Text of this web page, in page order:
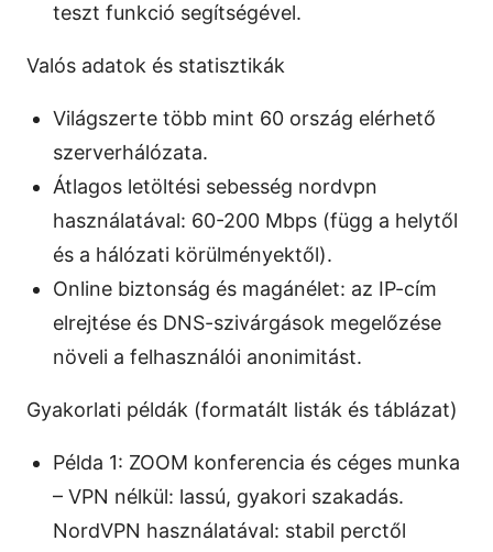
teszt funkció segítségével.
Valós adatok és statisztikák
Világszerte több mint 60 ország elérhető
szerverhálózata.
Átlagos letöltési sebesség nordvpn
használatával: 60-200 Mbps (függ a helytől
és a hálózati körülményektől).
Online biztonság és magánélet: az IP-cím
elrejtése és DNS-szivárgások megelőzése
növeli a felhasználói anonimitást.
Gyakorlati példák (formatált listák és táblázat)
Példa 1: ZOOM konferencia és céges munka
– VPN nélkül: lassú, gyakori szakadás.
NordVPN használatával: stabil perctől